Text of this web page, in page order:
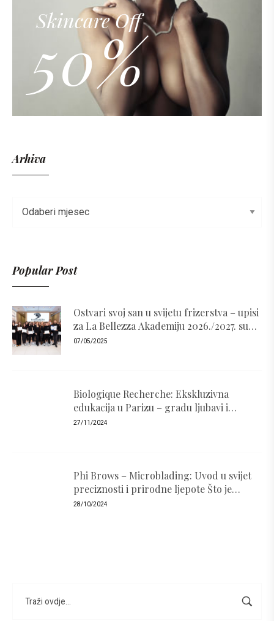
Skincare Off
50%
Arhiva
Popular Post
Ostvari svoj san u svijetu frizerstva – upisi
za La Bellezza Akademiju 2026./2027. su
otvoreni!
07/05/2025
Biologique Recherche: Ekskluzivna
edukacija u Parizu – gradu ljubavi i
luksuza
27/11/2024
Phi Brows – Microblading: Uvod u svijet
preciznosti i prirodne ljepote Što je
PhiBrows i zašto je popularan ?
28/10/2024